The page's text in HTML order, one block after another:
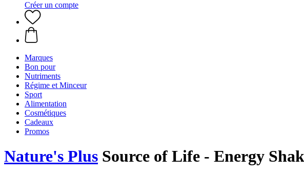
Créer un compte
Marques
Bon pour
Nutriments
Régime et Minceur
Sport
Alimentation
Cosmétiques
Cadeaux
Promos
Nature's Plus Source of Life - Energy